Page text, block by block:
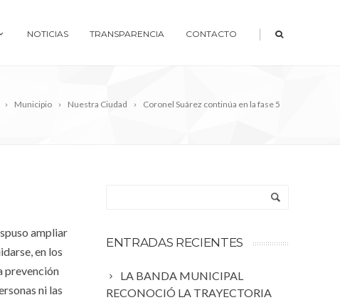
NOTICIAS TRANSPARENCIA CONTACTO |
Municipio Nuestra Ciudad Coronel Suárez continúa en la fase 5
ampliar
en los
prevención
ni las
ENTRADAS RECIENTES
LA BANDA MUNICIPAL
RECONOCIÓ LA TRAYECTORIA